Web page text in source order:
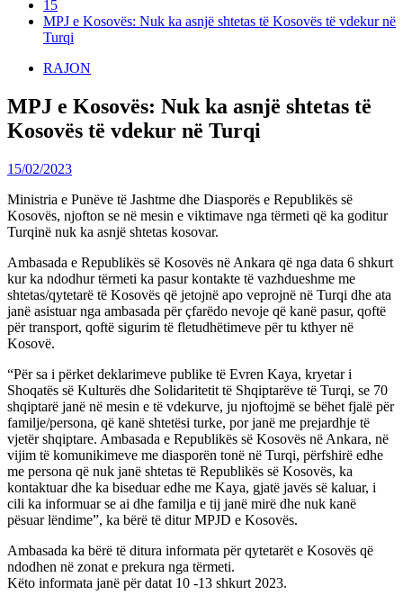
15
MPJ e Kosovës: Nuk ka asnjë shtetas të Kosovës të vdekur në
Turqi
RAJON
MPJ e Kosovës: Nuk ka asnjë shtetas të
Kosovës të vdekur në Turqi
15/02/2023
Ministria e Punëve të Jashtme dhe Diasporës e Republikës së
Kosovës, njofton se në mesin e viktimave nga tërmeti që ka goditur
Turqinë nuk ka asnjë shtetas kosovar.
Ambasada e Republikës së Kosovës në Ankara që nga data 6 shkurt
kur ka ndodhur tërmeti ka pasur kontakte të vazhdueshme me
shtetas/qytetarë të Kosovës që jetojnë apo veprojnë në Turqi dhe ata
janë asistuar nga ambasada për çfarëdo nevoje që kanë pasur, qoftë
për transport, qoftë sigurim të fletudhëtimeve për tu kthyer në
Kosovë.
“Për sa i përket deklarimeve publike të Evren Kaya, kryetar i
Shoqatës së Kulturës dhe Solidaritetit të Shqiptarëve të Turqi, se 70
shqiptarë janë në mesin e të vdekurve, ju njoftojmë se bëhet fjalë për
familje/persona, që kanë shtetësi turke, por janë me prejardhje të
vjetër shqiptare. Ambasada e Republikës së Kosovës në Ankara, në
vijim të komunikimeve me diasporën tonë në Turqi, përfshirë edhe
me persona që nuk janë shtetas të Republikës së Kosovës, ka
kontaktuar dhe ka biseduar edhe me Kaya, gjatë javës së kaluar, i
cili ka informuar se ai dhe familja e tij janë mirë dhe nuk kanë
pësuar lëndime”, ka bërë të ditur MPJD e Kosovës.
Ambasada ka bërë të ditura informata për qytetarët e Kosovës që
ndodhen në zonat e prekura nga tërmeti.
Këto informata janë për datat 10 -13 shkurt 2023.